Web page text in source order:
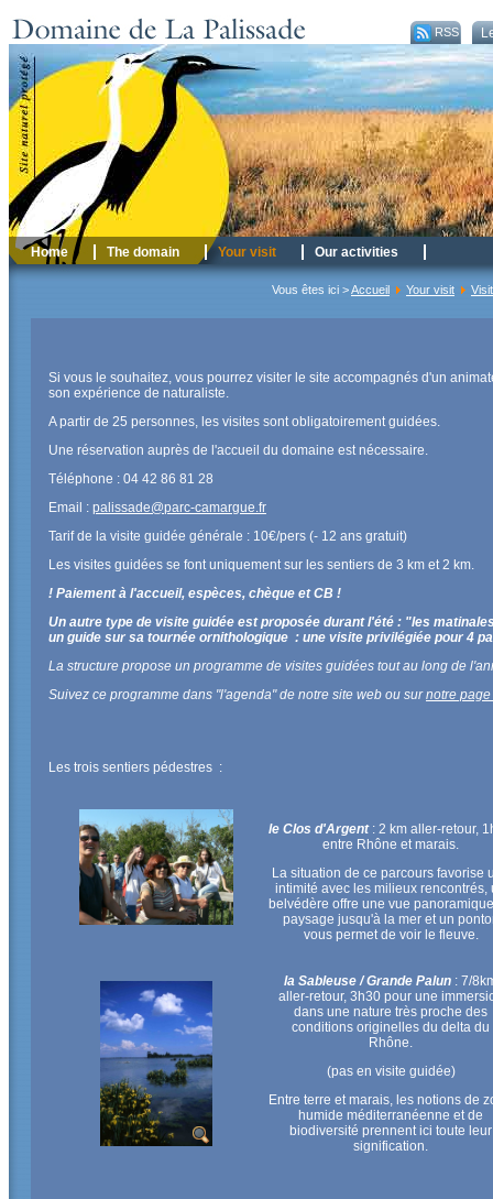
RSS
Home The domain Your visit Our activities
Vous êtes ici >Accueil Your visit
Si vous le souhaitez, vous pourrez visiter le site accompagnés d'un
son expérience de naturaliste.
A partir de 25 personnes, les visites sont obligatoirement guidées.
Une réservation auprès de l'accueil du domaine est nécessaire.
Téléphone : 04 42 86 81 28
Email : palissade@parc-camargue.fr
Tarif de la visite guidée générale : 10€/pers (- 12 ans gratuit)
Les visites guidées se font uniquement sur les sentiers de 3 km et 2 km.
! Paiement à l'accueil, espèces, chèque et CB !
Un autre type de visite guidée est proposée durant l'été : "les
un guide sur sa tournée ornithologique : une visite privilégiée pour 4
La structure propose un programme de visites guidées tout au long de
Suivez ce programme dans "l'agenda" de notre site web ou surnotre
Les trois sentiers pédestres :
le Clos d'Argent: 2 km aller-retour,
entre Rhône et marais.
La situation de ce parcours favorise
intimité avec les milieux rencontrés,
belvédère offre une vue
paysage jusqu'à la mer et un
vous permet de voir le fleuve.
la Sableuse / Grande Palun : 7/
aller-retour, 3h30 pour une
dans une nature très proche des
conditions originelles du delta du
Rhône.
(pas en visite guidée)
Entre terre et marais, les notions de
humide méditerranéenne et de
biodiversité prennent ici toute leur
signification.